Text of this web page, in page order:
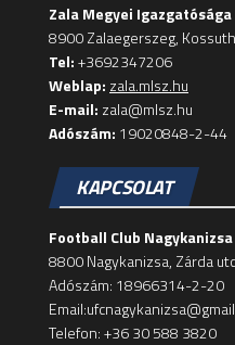
Zala Megyei Igazgatósága
8900 Zalaegerszeg,
Tel:+3692347206
Weblap: zala.mlsz.hu
E-mail: zala@mlsz.hu
Adószám: 19020848-2-44
KAPCSOLAT
Football Club Nagykanizsa
8800 Nagykanizsa, Zárda
Adószám: 18966314-2-20
Telefon: +36 30 588 3820